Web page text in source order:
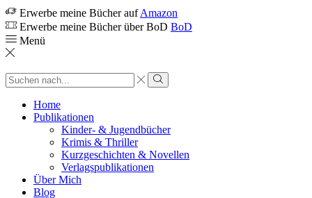
Erwerbe meine Bücher auf Amazon
Erwerbe meine Bücher über BoD BoD
Menü
Search
input
Search
Home
Publikationen
Kinder- & Jugendbücher
Krimis & Thriller
Kurzgeschichten & Novellen
Verlagspublikationen
Über Mich
Blog